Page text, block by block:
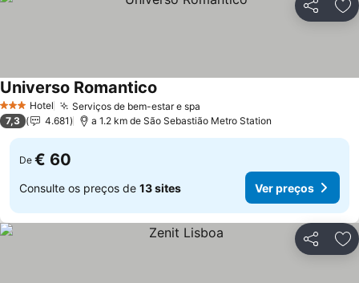
Partilhar
3 EstrelasHotel Serviços de bem-estar e spa
Universo Romantico
7,3 4.681 a 1.2 km de São Sebastião Metro Station
De € 60
Consulte os preços de 13 sites Ver preços
Partilhar